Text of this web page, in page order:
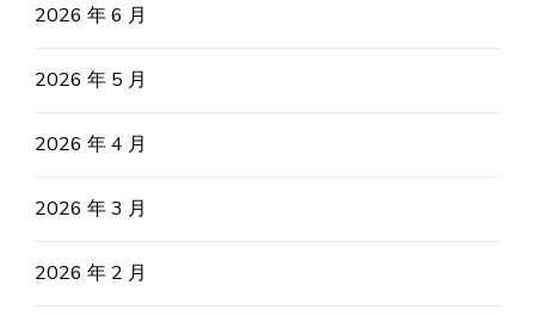
2026 年 6 月
2026 年 5 月
2026 年 4 月
2026 年 3 月
2026 年 2 月